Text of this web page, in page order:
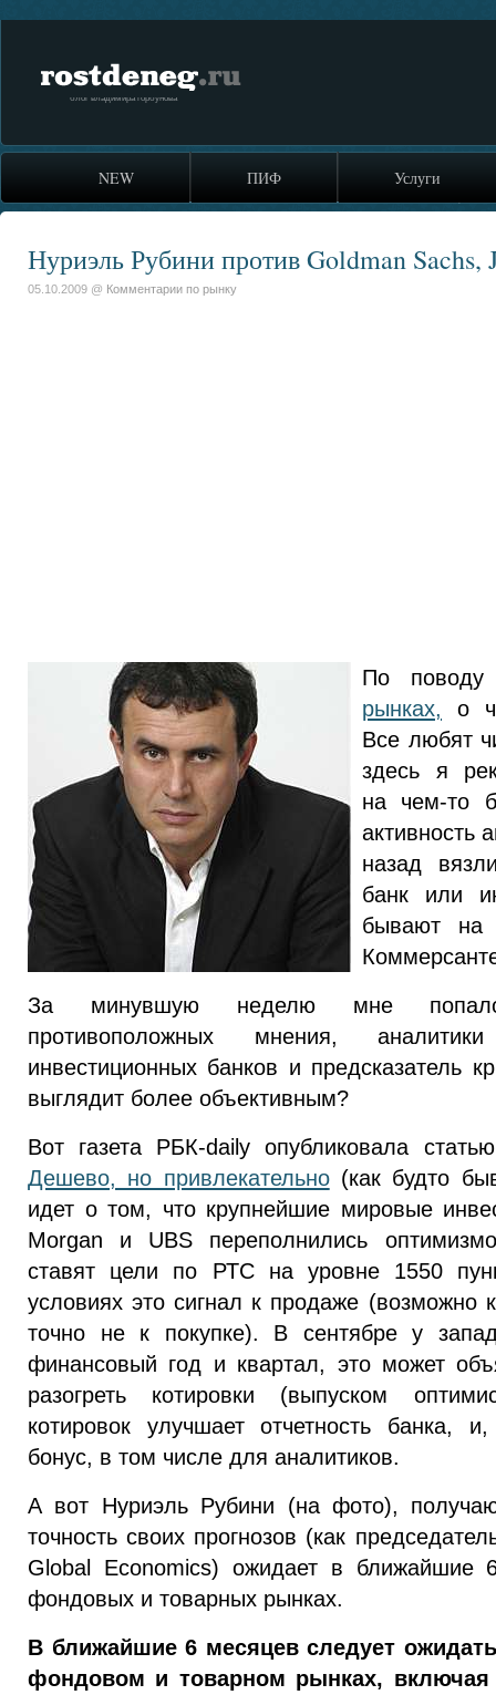
rostdeneg.ru
блог владимира горбунова
NEW ПИФ Услуги
Нуриэль Рубини против Goldman Sachs,
05.10.2009 @ Комментарии по рынку
По
рынках, о
Все любят
здесь я
на чем-то
активность
назад
банк или
бывают на
За минувшую неделю мне
противоположных мнения,
инвестиционных банков и предсказатель
выглядит более объективным?
Вот газета РБК-daily опубликовала
Дешево, но привлекательно(как будто
идет о том, что крупнейшие мировые
Morgan и UBS переполнились
ставят цели по РТС на уровне 1550
условиях это сигнал к продаже (возможно
точно не к покупке). В сентябре у
финансовый год и квартал, это может
разогреть котировки (выпуском
котировок улучшает отчетность банка,
бонус, в том числе для аналитиков.
А вот Нуриэль Рубини (на фото),
точность своих прогнозов (как
Global Economics) ожидает в ближайшие
фондовых и товарных рынках.
В ближайшие 6 месяцев следует
фондовом и товарном рынках, включая